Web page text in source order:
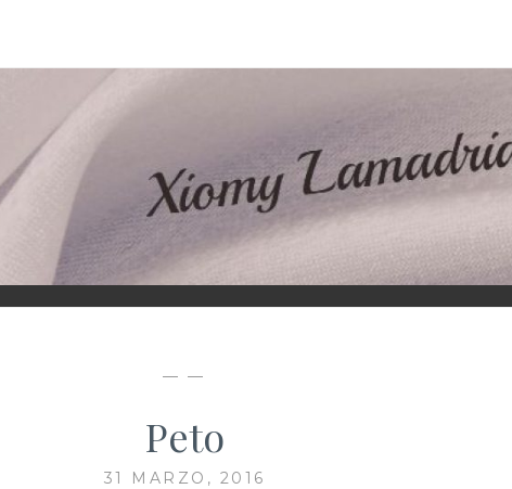
— —
Peto
31 MARZO, 2016